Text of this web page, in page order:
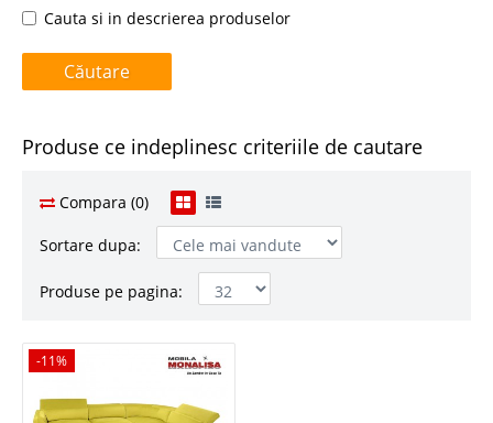
Cauta si in descrierea produselor
Produse ce indeplinesc criteriile de cautare
Compara (0)
Sortare dupa:
Produse pe pagina:
-11%
-11%